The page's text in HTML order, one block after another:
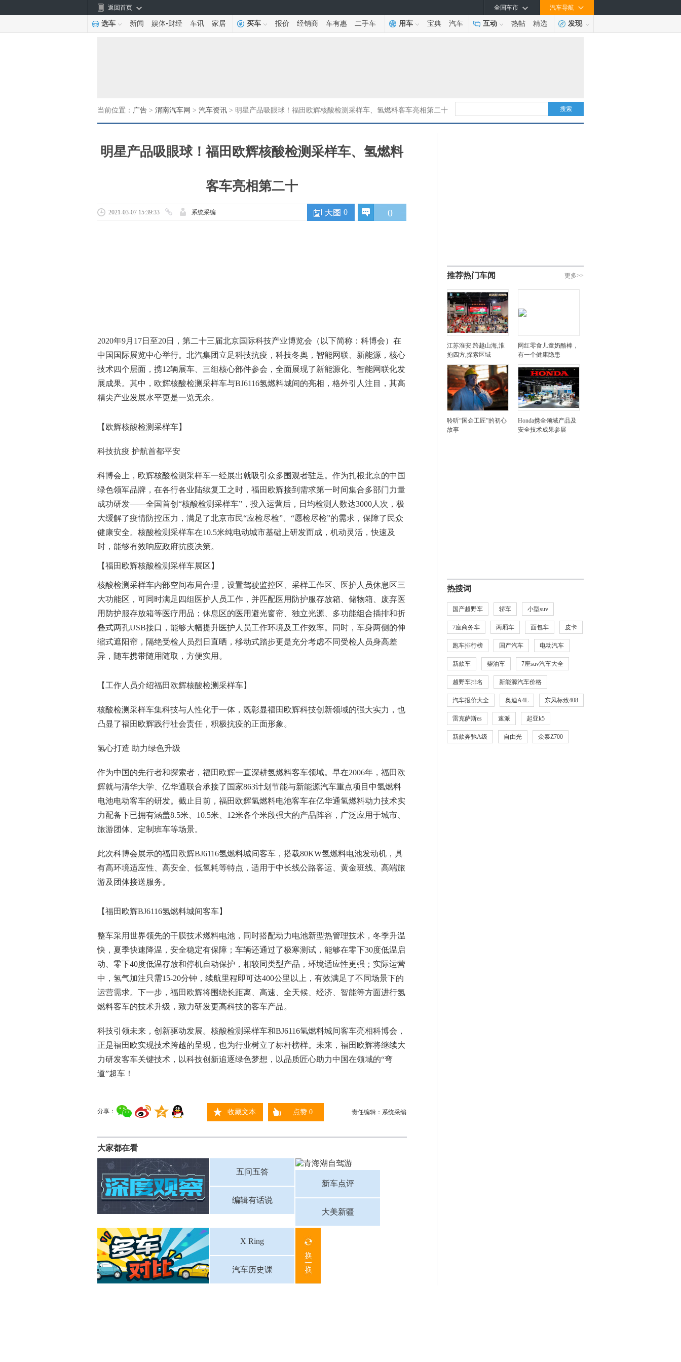
返回首页 汽车导航
全国车市
选车 新闻 娱体•财经 车讯 家居 买车 报价 经销商 车有惠 二手车 用车 宝典 汽车 互动 热帖 精选 发现
当前位置： 广告 > 渭南汽车网 > 汽车资讯 > 明星产品吸眼球！福田欧辉核酸检测采样车、氢燃料客车亮相第二十 搜索
明星产品吸眼球！福田欧辉核酸检测采样车、氢燃料
客车亮相第二十
0
0
2021-03-07 15:39:33 系统采编
2020年9月17日至20日，第二十三届北京国际科技产业博览会（以下简称：科博会）在
中国国际展览中心举行。北汽集团立足科技抗疫，科技冬奥，智能网联、新能源，核心
技术四个层面，携12辆展车、三组核心部件参会，全面展现了新能源化、智能网联化发
展成果。其中，欧辉核酸检测采样车与BJ6116氢燃料城间的亮相，格外引人注目，其高
精尖产业发展水平更是一览无余。
【欧辉核酸检测采样车】
科技抗疫 护航首都平安
科博会上，欧辉核酸检测采样车一经展出就吸引众多围观者驻足。作为扎根北京的中国
绿色领军品牌，在各行各业陆续复工之时，福田欧辉接到需求第一时间集合多部门力量
成功研发——全国首创“核酸检测采样车”，投入运营后，日均检测人数达3000人次，极
大缓解了疫情防控压力，满足了北京市民“应检尽检”、“愿检尽检”的需求，保障了民众
健康安全。核酸检测采样车在10.5米纯电动城市基础上研发而成，机动灵活，快速及
时，能够有效响应政府抗疫决策。
【福田欧辉核酸检测采样车展区】
核酸检测采样车内部空间布局合理，设置驾驶监控区、采样工作区、医护人员休息区三
大功能区，可同时满足四组医护人员工作，并匹配医用防护服存放箱、储物箱、废弃医
用防护服存放箱等医疗用品；休息区的医用避光窗帘、独立光源、多功能组合插排和折
叠式两孔USB接口，能够大幅提升医护人员工作环境及工作效率。同时，车身两侧的伸
缩式遮阳帘，隔绝受检人员烈日直晒，移动式踏步更是充分考虑不同受检人员身高差
异，随车携带随用随取，方便实用。
【工作人员介绍福田欧辉核酸检测采样车】
核酸检测采样车集科技与人性化于一体，既彰显福田欧辉科技创新领域的强大实力，也
凸显了福田欧辉践行社会责任，积极抗疫的正面形象。
氢心打造 助力绿色升级
作为中国的先行者和探索者，福田欧辉一直深耕氢燃料客车领域。早在2006年，福田欧
辉就与清华大学、亿华通联合承接了国家863计划节能与新能源汽车重点项目中氢燃料
电池电动客车的研发。截止目前，福田欧辉氢燃料电池客车在亿华通氢燃料动力技术实
力配备下已拥有涵盖8.5米、10.5米、12米各个米段强大的产品阵容，广泛应用于城市、
旅游团体、定制班车等场景。
此次科博会展示的福田欧辉BJ6116氢燃料城间客车，搭载80KW氢燃料电池发动机，具
有高环境适应性、高安全、低氢耗等特点，适用于中长线公路客运、黄金班线、高端旅
游及团体接送服务。
【福田欧辉BJ6116氢燃料城间客车】
整车采用世界领先的干膜技术燃料电池，同时搭配动力电池新型热管理技术，冬季升温
快，夏季快速降温，安全稳定有保障；车辆还通过了极寒测试，能够在零下30度低温启
动、零下40度低温存放和停机自动保护，相较同类型产品，环境适应性更强；实际运营
中，氢气加注只需15-20分钟，续航里程即可达400公里以上，有效满足了不同场景下的
运营需求。下一步，福田欧辉将围绕长距离、高速、全天候、经济、智能等方面进行氢
燃料客车的技术升级，致力研发更高科技的客车产品。
科技引领未来，创新驱动发展。核酸检测采样车和BJ6116氢燃料城间客车亮相科博会，
正是福田欧实现技术跨越的呈现，也为行业树立了标杆榜样。未来，福田欧辉将继续大
力研发客车关键技术，以科技创新追逐绿色梦想，以品质匠心助力中国在领域的“弯
道”超车！
分享： 收藏文本 点赞 0 责任编辑：系统采编
大家都在看
五问五答
编辑有话说
新车点评
大美新疆
X Ring
汽车历史课
更多>>
推荐热门车闻
江苏淮安:跨越山海,淮
抱四方,探索区域
网红零食儿童奶酪棒，
有一个健康隐患
聆听“国企工匠”的初心
故事
Honda携全领域产品及
安全技术成果参展
热搜词
国产越野车 轿车 小型suv
7座商务车 两厢车 面包车 皮卡
跑车排行榜 国产汽车 电动汽车
新款车 柴油车 7座suv汽车大全
越野车排名 新能源汽车价格
汽车报价大全 奥迪A4L 东风标致408
雷克萨斯es 速派 起亚k5
新款奔驰A级 自由光 众泰Z700